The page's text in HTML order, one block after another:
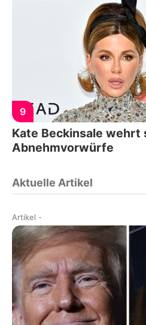
9
Kate Beckinsale wehrt
Abnehmvorwürfe
Aktuelle Artikel
Artikel -